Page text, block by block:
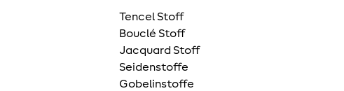
Tencel Stoff
Bouclé Stoff
Jacquard Stoff
Seidenstoffe
Gobelinstoffe